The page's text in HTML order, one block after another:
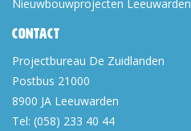
Nieuwbouwprojecten Leeuwarden
Contact
Projectbureau De Zuidlanden
Postbus 21000
8900 JA Leeuwarden
Tel: (058) 233 40 44